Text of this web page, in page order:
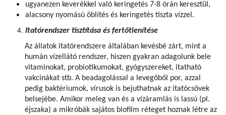
ugyanezen keverékkel való keringetés 7-8 órán keresztül,
alacsony nyomású öblítés és keringetés tiszta vízzel.
Itatórendszer tisztítása és fertőtlenítése
Az állatok itatórendszere általában kevésbé zárt, mint a
humán vízellátó rendszer, hiszen gyakran adagolunk bele
vitaminokat, probiotikumokat, gyógyszereket, itatható
vakcinákat stb. A beadagolással a levegőből por, azzal
pedig baktériumok, vírusok is bejuthatnak az itatócsövek
belsejébe. Amikor meleg van és a vízáramlás is lassú (pl.
éjszaka) a mikróbák sajátos biofilm réteget hoznak létre az